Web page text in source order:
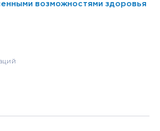
возможностями здоровья